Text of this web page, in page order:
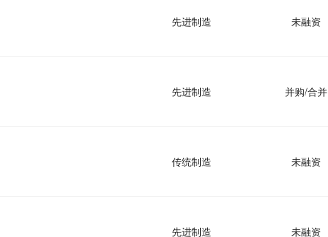
先进制造 未融资
先进制造 并购/合并
传统制造 未融资
先进制造 未融资